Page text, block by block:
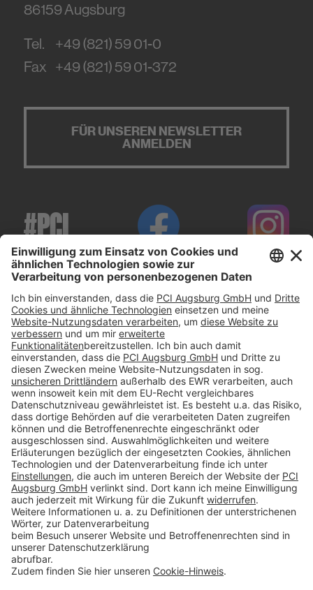
86159 Augsburg
Tel.
+49 (821) 59 01-0
Fax +49 (821) 59 01-372
FÜR UNSEREN NEWSLETTER
ANMELDEN
#PCI
Impressum
Datenschutz
AGB
Rechtliche Hinweise
Cookie-Einstellungen öffnen
Betroffenenrechte
www.bimobject.com
Sika Deutschland - heinze.de